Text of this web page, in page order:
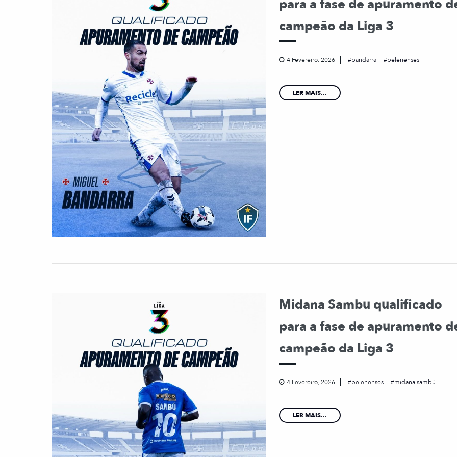
para a fase de apuramento
campeão da Liga 3
4 Fevereiro, 2026 bandarra belenenses
LER MAIS...
Midana Sambu qualificado
para a fase de apuramento
campeão da Liga 3
4 Fevereiro, 2026 belenenses midana sambú
LER MAIS...